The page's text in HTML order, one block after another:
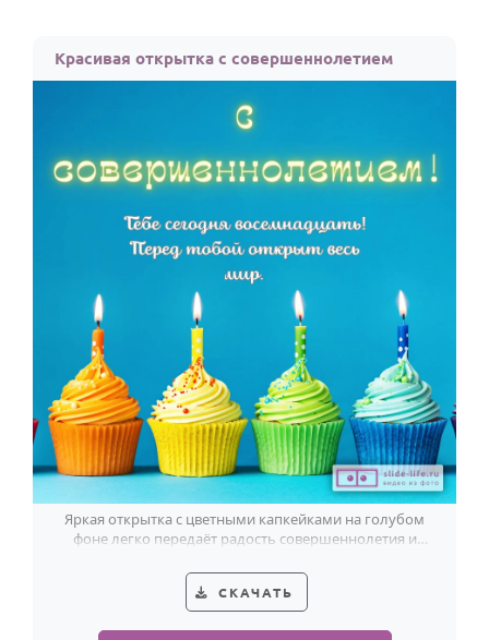
Красивая открытка с совершеннолетием
Яркая открытка с цветными капкейками на голубом
фоне легко передаёт радость совершеннолетия и
СКАЧАТЬ